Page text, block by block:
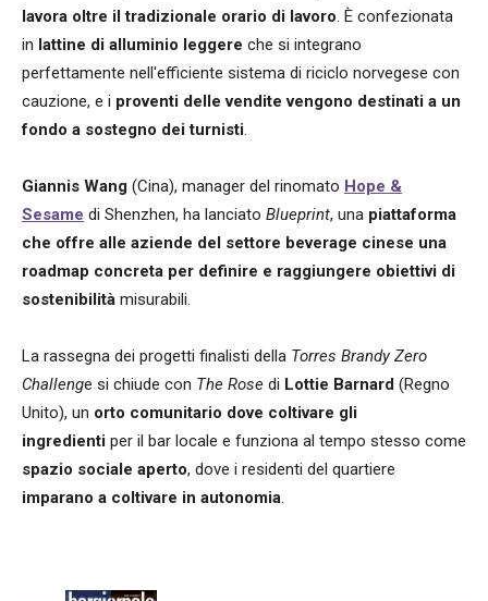
lavora oltre il tradizionale orario di lavoro. È confezionata
in lattine di alluminio leggere che si integrano
perfettamente nell'efficiente sistema di riciclo norvegese con
cauzione, e i proventi delle vendite vengono destinati a un
fondo a sostegno dei turnisti.
Giannis Wang (Cina), manager del rinomato Hope &
Sesame di Shenzhen, ha lanciato Blueprint, una piattaforma
che offre alle aziende del settore beverage cinese una
roadmap concreta per definire e raggiungere obiettivi di
sostenibilità misurabili.
La rassegna dei progetti finalisti della Torres Brandy Zero
Challenge si chiude con The Rose di Lottie Barnard (Regno
Unito), un orto comunitario dove coltivare gli
ingredienti per il bar locale e funziona al tempo stesso come
spazio sociale aperto, dove i residenti del quartiere
imparano a coltivare in autonomia.